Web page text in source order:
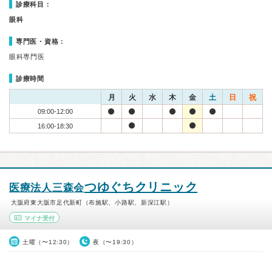
診療科目：
眼科
専門医・資格：
眼科専門医
診療時間
月 火 水 木 金 土 日 祝
09:00-12:00
16:00-18:30
医療法人三森会つゆぐちクリニック
大阪府東大阪市足代新町（布施駅、小路駅、新深江駅）
マイナ受付
土曜（〜12:30） 夜（〜19:30）